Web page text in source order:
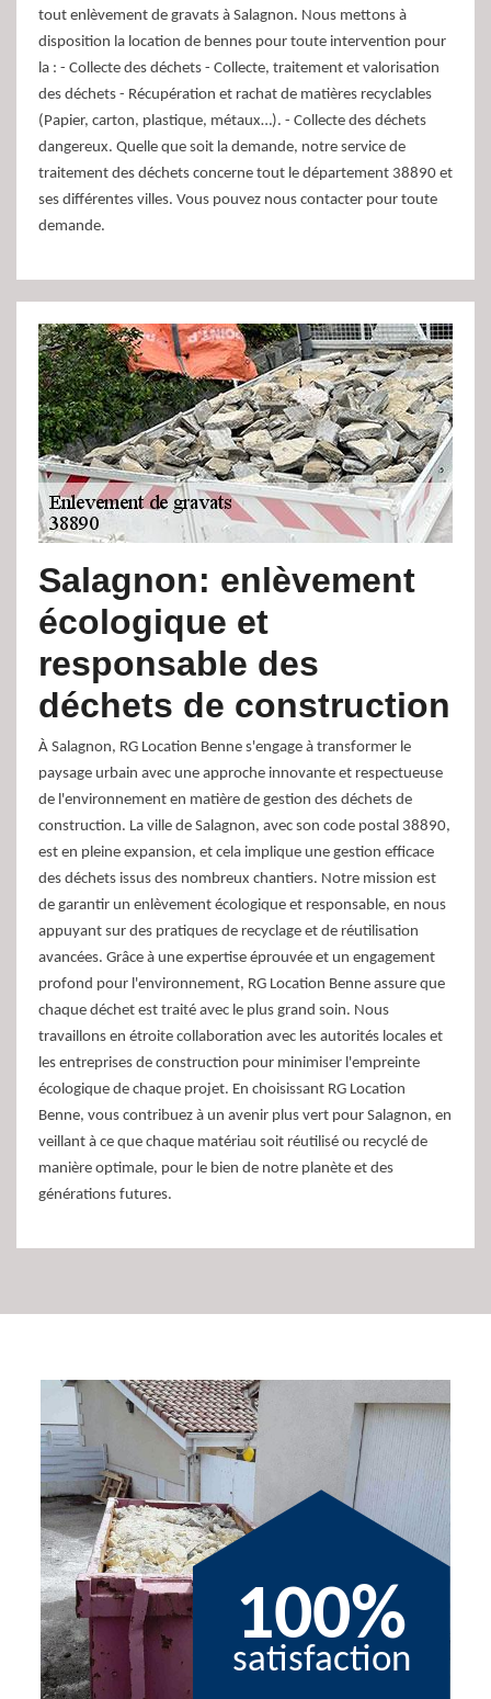
tout enlèvement de gravats à Salagnon. Nous mettons à
disposition la location de bennes pour toute intervention pour
la : - Collecte des déchets - Collecte, traitement et valorisation
des déchets - Récupération et rachat de matières recyclables
(Papier, carton, plastique, métaux…). - Collecte des déchets
dangereux. Quelle que soit la demande, notre service de
traitement des déchets concerne tout le département 38890 et
ses différentes villes. Vous pouvez nous contacter pour toute
demande.
Salagnon: enlèvement
écologique et
responsable des
déchets de construction
À Salagnon, RG Location Benne s'engage à transformer le
paysage urbain avec une approche innovante et respectueuse
de l'environnement en matière de gestion des déchets de
construction. La ville de Salagnon, avec son code postal 38890,
est en pleine expansion, et cela implique une gestion efficace
des déchets issus des nombreux chantiers. Notre mission est
de garantir un enlèvement écologique et responsable, en nous
appuyant sur des pratiques de recyclage et de réutilisation
avancées. Grâce à une expertise éprouvée et un engagement
profond pour l'environnement, RG Location Benne assure que
chaque déchet est traité avec le plus grand soin. Nous
travaillons en étroite collaboration avec les autorités locales et
les entreprises de construction pour minimiser l'empreinte
écologique de chaque projet. En choisissant RG Location
Benne, vous contribuez à un avenir plus vert pour Salagnon, en
veillant à ce que chaque matériau soit réutilisé ou recyclé de
manière optimale, pour le bien de notre planète et des
générations futures.
100%
satisfaction